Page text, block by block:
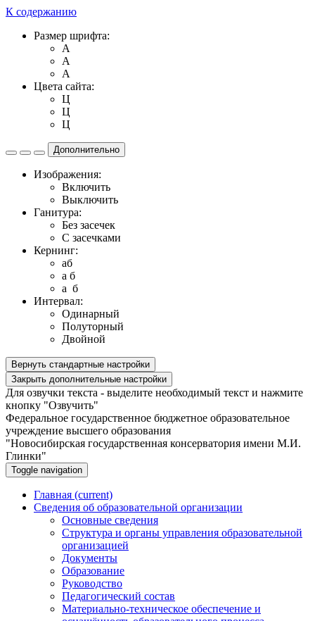
К содержанию
Размер шрифта:
A
A
A
Цвета сайта:
Ц
Ц
Ц
Дополнительно
Изображения:
Включить
Выключить
Ганитура:
Без засечек
С засечками
Кернинг:
aб
a б
a б
Интервал:
Одинарный
Полуторный
Двойной
Вернуть стандартные настройки
Закрыть дополнительные настройки
Для озвучки текста - выделите необходимый текст и нажмите
кнопку "Озвучить"
Федеральное государственное бюджетное образовательное
учреждение высшего образования
"Новосибирская государственная консерватория имени М.И.
Глинки"
Toggle navigation
Главная (current)
Сведения об образовательной организации
Основные сведения
Структура и органы управления образовательной
организацией
Документы
Образование
Руководство
Педагогический состав
Материально-техническое обеспечение и